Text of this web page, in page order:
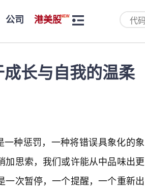
公司 港美股
长与自我的温柔
一种惩罚，一种将错误具象化的象
思索，我们或许能从中品味出更
一次暂停，一个提醒，一个重新出